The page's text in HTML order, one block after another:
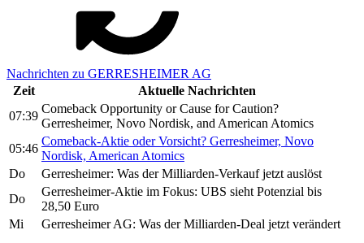
Nachrichten zu GERRESHEIMER AG
Zeit
Aktuelle Nachrichten
07:39
Comeback Opportunity or Cause for Caution?
Gerresheimer, Novo Nordisk, and American Atomics
05:46
Comeback-Aktie oder Vorsicht? Gerresheimer, Novo
Nordisk, American Atomics
Do
Gerresheimer: Was der Milliarden-Verkauf jetzt auslöst
Do
Gerresheimer-Aktie im Fokus: UBS sieht Potenzial bis
28,50 Euro
Mi
Gerresheimer AG: Was der Milliarden-Deal jetzt verändert